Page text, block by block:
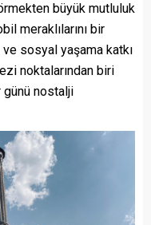
büyük mutluluk
meraklılarını bir
sosyal yaşama katkı
noktalarından biri
günü nostalji